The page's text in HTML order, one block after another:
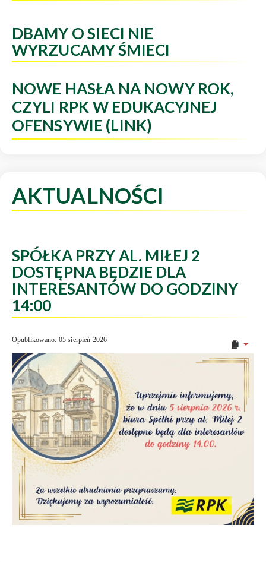
DBAMY O SIECI NIE
WYRZUCAMY ŚMIECI
NOWE HASŁA NA NOWY ROK,
CZYLI RPK W EDUKACYJNEJ
OFENSYWIE (LINK)
AKTUALNOŚCI
SPÓŁKA PRZY AL. MIŁEJ 2
DOSTĘPNA BĘDZIE DLA
INTERESANTÓW DO GODZINY
14:00
Opublikowano: 05 sierpień 2026